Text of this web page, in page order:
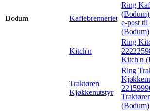
Bodum Kaffebrenneriet
Ring
(Bodum):
e-post til
(Bodum)
Kitch'n
Ring
Kitch'n
Traktøren
Kjøkkenutstyr
Ring
(Bodum)